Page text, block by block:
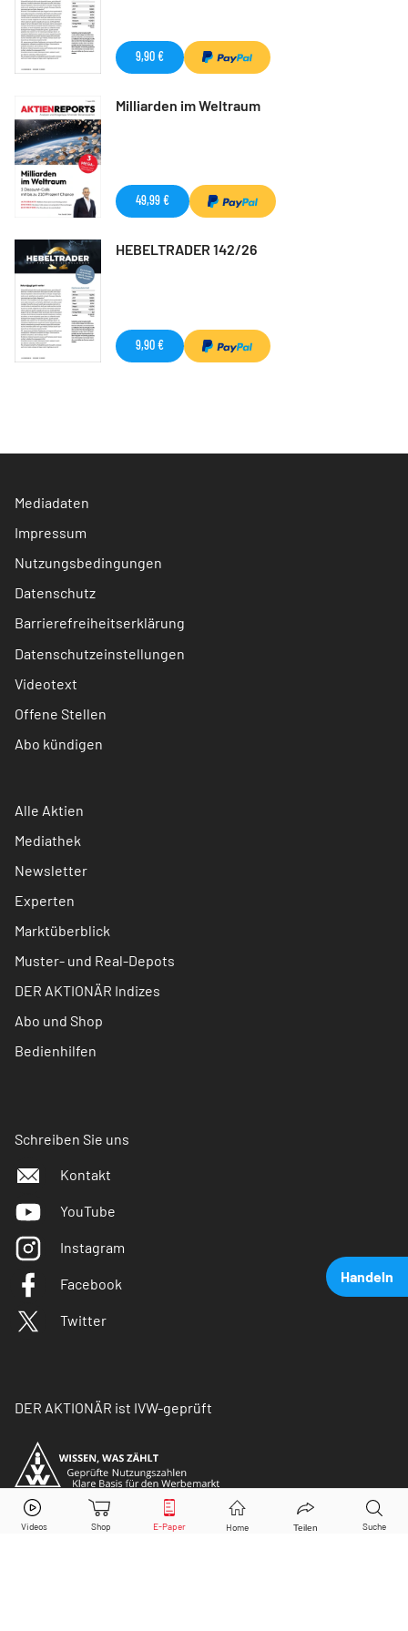
Handeln
Nordex Aktie jetzt handeln?
9,90 €
Milliarden im Weltraum
49,99 €
HEBELTRADER 142/26
9,90 €
Mediadaten
Impressum
Nutzungsbedingungen
Datenschutz
Barrierefreiheitserklärung
Datenschutzeinstellungen
Videotext
Offene Stellen
Abo kündigen
Alle Aktien
Mediathek
Newsletter
Experten
Marktüberblick
Muster- und Real-Depots
DER AKTIONÄR Indizes
Abo und Shop
Bedienhilfen
Schreiben Sie uns
Kontakt
YouTube
Instagram
Facebook
Twitter
DER AKTIONÄR ist IVW-geprüft